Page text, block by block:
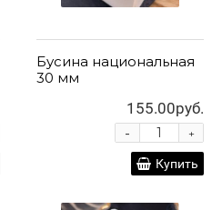
Бусина национальная
30 мм
155.00руб.
+
-
Купить